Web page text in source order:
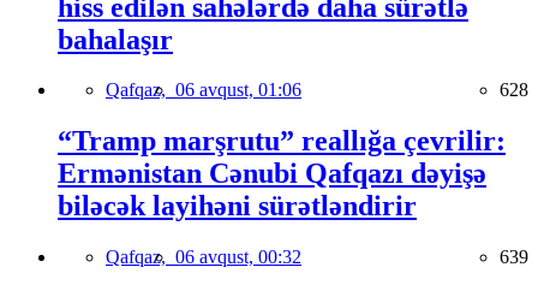
hiss edilən sahələrdə daha sürətlə
bahalaşır
Qafqaz, 06 avqust, 01:06 628
“Tramp marşrutu” reallığa çevrilir:
Ermənistan Cənubi Qafqazı dəyişə
biləcək layihəni sürətləndirir
Qafqaz, 06 avqust, 00:32 639